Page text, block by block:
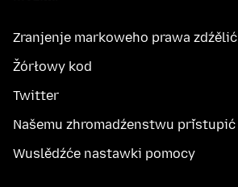
Zranjenje markoweho prawa zdźělić
Žórłowy kod
Twitter
Našemu zhromadźenstwu přistupić
Wuslědźće nastawki pomocy